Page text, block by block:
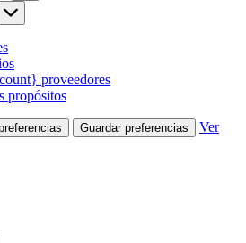
proveedores
propósitos
Guardar preferencias
Ver